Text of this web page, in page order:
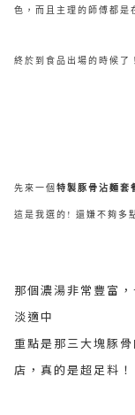
色，而且主理的師傅都是
終於到食品出場的時候
先來一個 特製豚骨沾麵套
這是我選的! 還嫌不夠多
那個濃湯非常豐富
淡適中
重點是那三大塊豚
店，真的是超足料！